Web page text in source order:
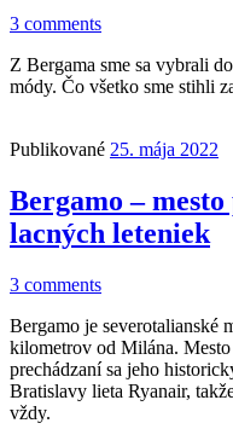
3 comments
Z Bergama sme sa vybrali
módy. Čo všetko sme stihli
Publikované 25. mája 2022
Bergamo –
lacných leteniek
3 comments
Bergamo je severotalianské
kilometrov od Milána.
prechádzaní sa jeho
Bratislavy lieta Ryanair,
vždy.